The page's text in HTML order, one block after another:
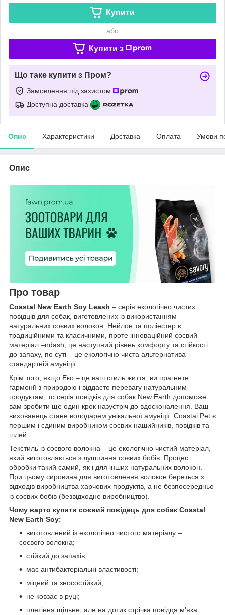
Купити
або
Купити з
Що таке купити з Пром?
Замовлення під захистом
Доступна доставка
Опис Характеристики Доставка Оплата Умови
Опис
Про товар
Coastal New Earth Soy Leash – серія екологічно чистих
повідців для собак, виготовлених із використанням
натуральних соєвих волокон. Нейлон та поліестер є
традиційними та класичними, проте інноваційний соєвий
матеріал –ndash; це наступний рівень комфорту та стійкості
до запаху, по суті – це екологічно чиста альтернатива
стандартній амуніції.
Крім того, якщо Еко – це ваш стиль життя, ви прагнете
гармонії з природою і віддаєте перевагу натуральним
продуктам, то серія повідків для собак New Earth допоможе
вам зробити ще один крок назустріч до вдосконалення. Ваш
вихованець стане володарем унікальної амуніції: Coastal Pet є
першим і єдиним виробником соєвих нашийників, повідків та
шлей.
Текстиль із соєвого волокна – це екологічно чистий матеріал,
який виготовляється з лушпиння соєвих бобів. Процес
обробки такий самий, як і для інших натуральних волокон.
При цьому сировина для виготовлення волокон береться з
відходів виробництва харчових продуктів, а не безпосередньо
із соєвих бобів (безвідходне виробництво).
Чому варто купити соєвий повідець для собак Coastal
New Earth Soy:
виготовлений із екологічно чистого матеріалу –
соєвого волокна;
стійкий до запахів;
має антибактеріальні властивості;
міцний та зносостійкий;
не ковзає в руці;
плетіння щільне, але на дотик стрічка повідця м'яка